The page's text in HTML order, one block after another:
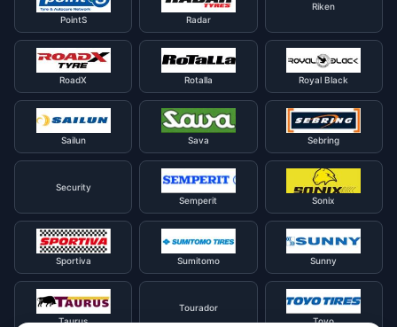
PointS Radar
Riken
RoadX Rotalla Royal Black
Sailun Sava Sebring
Security
Semperit
Sonix
Sportiva Sumitomo Sunny
Taurus
Tourador
Toyo